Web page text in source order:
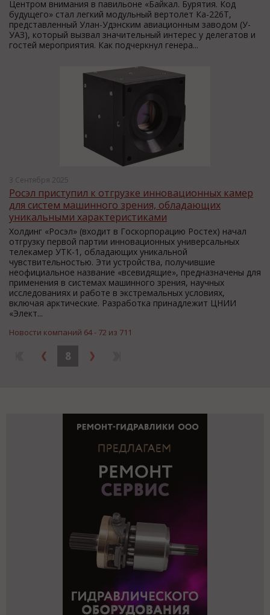
Центром внимания в павильоне «Байкал. Бурятия. Код
будущего» стал легкий модульный вертолет Ка-226Т,
представленный Улан-Удэнским авиационным заводом (У-
УАЗ), который вызвал значительный интерес у делегатов и
гостей мероприятия. Как подчеркнул генера...
3 Сентября 2025
Росэл приступил к отгрузке инновационных камер
для систем машинного зрения, обладающих
уникальными характеристиками
Холдинг «Росэл» (входит в Госкорпорацию Ростех) начал
отгрузку первой партии инновационных универсальных
телекамер УТК-1, обладающих уникальной
чувствительностью. Эти устройства, получившие
неофициальное название «всевидящие», предназначены для
применения в системах машинного зрения, научных
исследованиях и работе в экстремальных условиях,
включая арктические. Разработка принадлежит ЦНИИ
«Элект...
Новости компаний 64 - 72 из 711
8